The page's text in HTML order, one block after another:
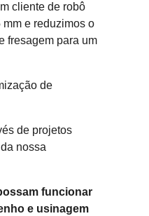
cliente de robô
e reduzimos o
fresagem para um
de
de projetos
nossa
funcionar
e usinagem